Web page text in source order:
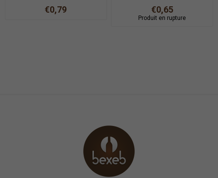
€0,79 €0,65
Produit en rupture